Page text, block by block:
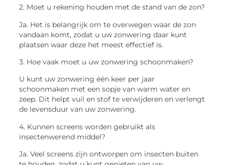
2. Moet u rekening houden met de stand van de zon?
Ja. Het is belangrijk om te overwegen waar de zon
vandaan komt, zodat u uw zonwering daar kunt
plaatsen waar deze het meest effectief is.
3. Hoe vaak moet u uw zonwering schoonmaken?
U kunt uw zonwering één keer per jaar
schoonmaken met een sopje van warm water en
zeep. Dit helpt vuil en stof te verwijderen en verlengt
de levensduur van uw zonwering.
4. Kunnen screens worden gebruikt als
insectenwerend middel?
Ja. Veel screens zijn ontworpen om insecten buiten